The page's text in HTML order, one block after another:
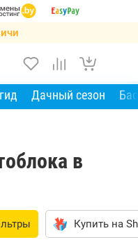
Дачный сезон
в
Купить на